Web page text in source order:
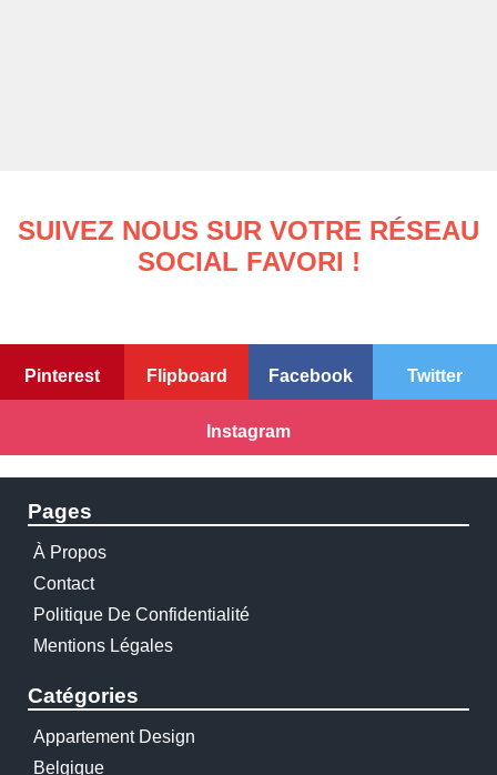
SUIVEZ NOUS SUR VOTRE RÉSEAU
SOCIAL FAVORI !
Pinterest Flipboard Facebook Twitter
Instagram
Pages
À Propos
Contact
Politique De Confidentialité
Mentions Légales
Catégories
Appartement Design
Belgique